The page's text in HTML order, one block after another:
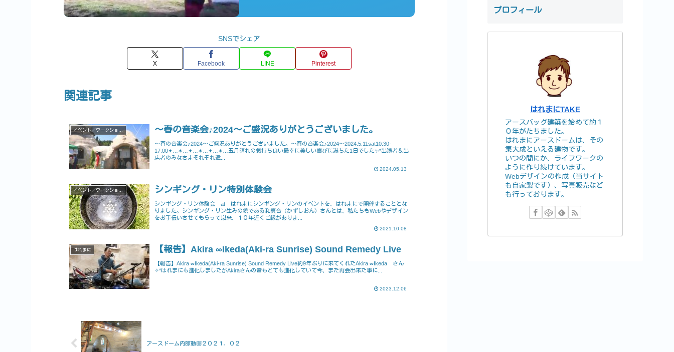
SNSでシェア
X Facebook LINE Pinterest
関連記事
イベント／ワークショップ ～春の音楽会♪2024～ご盛況ありがとうございました。
～春の音楽会♪2024～ご盛況ありがとうございました。～春の音楽会♪2024～2024.5.11sat10:30-
17:00✦…✶…✦…✶…✦…✶…五月晴れの気持ち良い最幸に美しい喜びに満ちた1日でした✨*出演者＆出
店者のみなさまそれぞれ違...
2024.05.13
イベント／ワークショップ シンギング・リン特別体験会
シンギング・リン体験会 at はれまにシンギング・リンのイベントを、はれまにで開催することとな
りました。シンギング・リン生みの親である和真音（かずしおん）さんとは、私たちもWebやデザイン
をお手伝いさせてもらって以来、１０年近くご縁がありま...
2021.10.08
はれまに 【報告】Akira ∞Ikeda(Aki-ra Sunrise) Sound Remedy Live
【報告】Akira ∞Ikeda(Aki-ra Sunrise) Sound Remedy Live約9年ぶりに来てくれたAkira ∞Ikeda さん
✧*はれまにも進化しましたがAkiraさんの音もとても進化していて今、また再会出来た事に...
2023.12.06
アースドーム内部動画２０２１．０２
プロフィール
はれまにTAKE
アースバッグ建築を始めて約１
０年がたちました。
はれまにアースドームは、その
集大成といえる建物です。
いつの間にか、ライフワークの
ように作り続けています。
Webデザインの作成（当サイト
も自家製です）、写真販売など
も行っております。